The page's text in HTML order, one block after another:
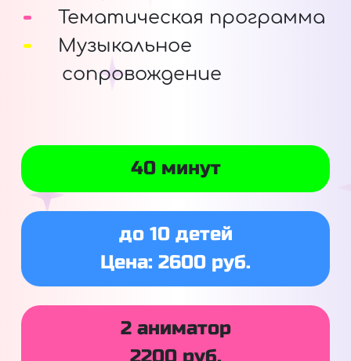
Тематическая программа
Музыкальное
сопровождение
40 минут
до 10 детей
Цена: 2600 руб.
2 аниматор